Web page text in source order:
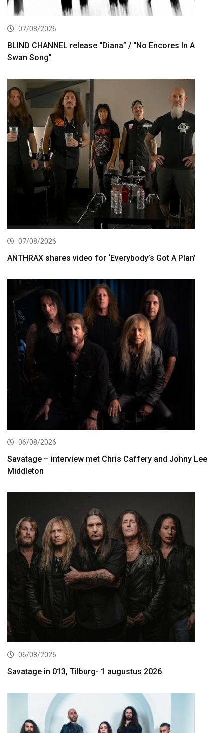
07/08/2026
BLIND CHANNEL release “Diana” / “No Encores In A
Swan Song”
07/08/2026
ANTHRAX shares video for ‘Everybody’s Got A Plan’
06/08/2026
Savatage – interview met Chris Caffery and Johny Lee
Middleton
06/08/2026
Savatage in 013, Tilburg- 1 augustus 2026